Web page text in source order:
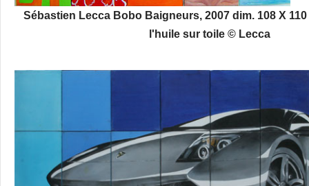
Sébastien Lecca Bobo Baigneurs, 2007 dim. 108 X
l'huile sur toile © Lecca